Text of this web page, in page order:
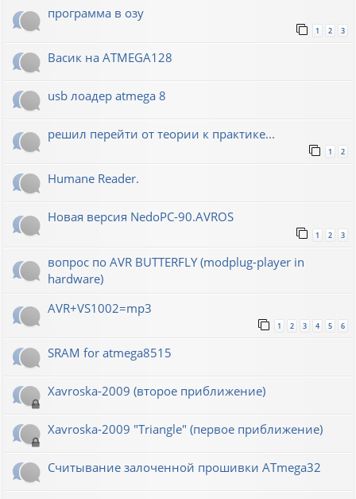
программа в озу
1 2 3
Васик на ATMEGA128
usb лоадер atmega 8
решил перейти от теории к практике...
1 2
Humane Reader.
Новая версия NedoPC-90.AVROS
1 2 3
вопрос по AVR BUTTERFLY (modplug-player in
hardware)
AVR+VS1002=mp3
1 2 3 4 5 6
SRAM for atmega8515
Xavroska-2009 (второе приближение)
Xavroska-2009 "Triangle" (первое приближение)
Считывание залоченной прошивки ATmega32